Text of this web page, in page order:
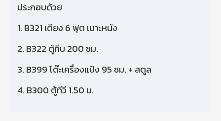
ประกอบด้วย
1. B321 เตียง 6 ฟุต เบาะหนัง
2. B322 ตู้ทึบ 200 ซม.
3. B399 โต๊ะเครื่องแป้ง 95 ซม. + สตูล
4. B300 ตู้ทีวี 1.50 ม.